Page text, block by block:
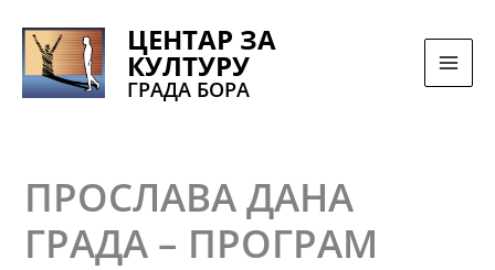
sadržaj
ЦЕНТАР ЗА
КУЛТУРУ
ГРАДА БОРА
ПРОСЛАВА ДАНА
ГРАДА – ПРОГРАМ